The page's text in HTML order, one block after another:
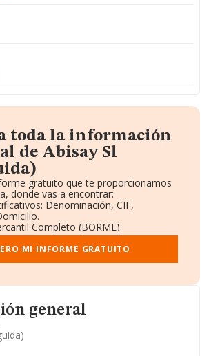
general
toda la información
de Abisay Sl
gratuito que te proporcionamos
donde vas a encontrar:
Denominación, CIF,
Completo (BORME).
Ventas y Empleados.
Administración y Administradores.
Ejecutivos.
oficial y registral complementaria.
MI INFORME GRATUITO